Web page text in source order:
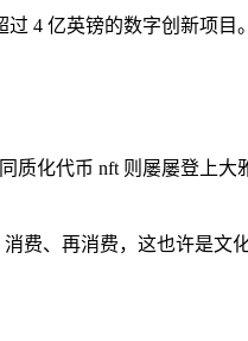
4 亿英镑的数字创新项目。
化代币 nft 则屡屡登上大
费、再消费，这也许是文